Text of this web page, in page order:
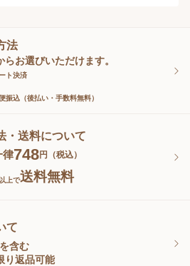
法
らお選びいただけます。
ト決済
振込（後払い・手数料無料）
・送料について
律748円（税込）
上で送料無料
て
含む
り返品可能